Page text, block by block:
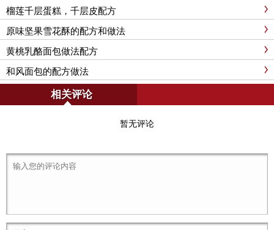
榴莲千层蛋糕，千层皮配方
原味坚果雪花酥的配方和做法
黄桃乳酪面包做法配方
和风面包的配方做法
相关评论
暂无评论